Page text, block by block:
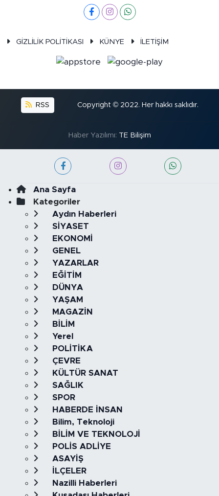
GİZLİLİK POLİTİKASI KÜNYE İLETİŞİM
RSS Copyright © 2022. Her hakkı saklıdır.
Haber Yazılımı: TE Bilişim
Ana Sayfa
Kategoriler
Aydın Haberleri
SİYASET
EKONOMİ
GENEL
YAZARLAR
EĞİTİM
DÜNYA
YAŞAM
MAGAZİN
BİLİM
Yerel
POLİTİKA
ÇEVRE
KÜLTÜR SANAT
SAĞLIK
SPOR
HABERDE İNSAN
Bilim, Teknoloji
BİLİM VE TEKNOLOJİ
POLİS ADLİYE
ASAYİŞ
İLÇELER
Nazilli Haberleri